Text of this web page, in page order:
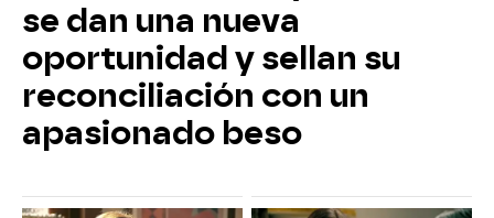
se dan una nueva
oportunidad y sellan su
reconciliación con un
apasionado beso